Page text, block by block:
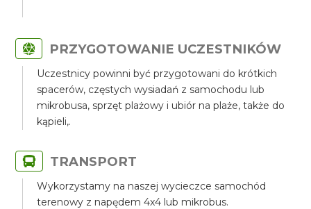
PRZYGOTOWANIE UCZESTNIKÓW
Uczestnicy powinni być przygotowani do krótkich
spacerów, częstych wysiadań z samochodu lub
mikrobusa, sprzęt plażowy i ubiór na plaże, także do
kąpieli,.
TRANSPORT
Wykorzystamy na naszej wycieczce samochód
terenowy z napędem 4x4 lub mikrobus.